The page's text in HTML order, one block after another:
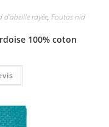
d'abeille rayée, Foutas nid
100% coton